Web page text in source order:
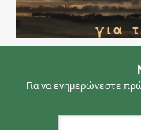
ΜΕΤΑΦΟΡΙΚΑ
ΠΑΡΑΓΓΕΛΙΕΣ
Για να ενημερώνεστε